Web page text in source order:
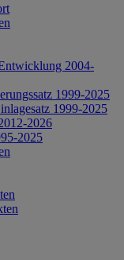
2004-
1999-2025
1999-2025
2026
2025